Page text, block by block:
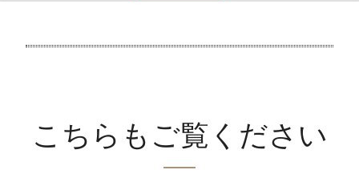
こちらもご覧ください